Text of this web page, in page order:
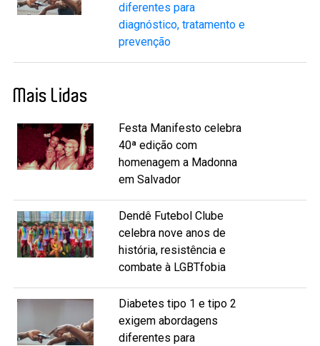
diferentes para
diagnóstico, tratamento e
prevenção
Mais Lidas
Festa Manifesto celebra
40ª edição com
homenagem a Madonna
em Salvador
Dendê Futebol Clube
celebra nove anos de
história, resistência e
combate à LGBTfobia
Diabetes tipo 1 e tipo 2
exigem abordagens
diferentes para